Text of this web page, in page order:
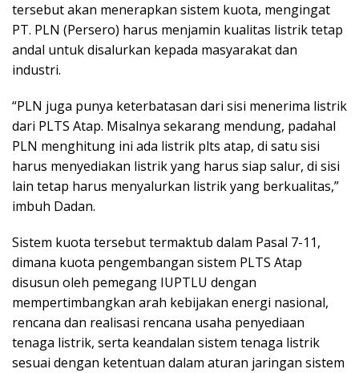
tersebut akan menerapkan sistem kuota, mengingat
PT. PLN (Persero) harus menjamin kualitas listrik tetap
andal untuk disalurkan kepada masyarakat dan
industri.
“PLN juga punya keterbatasan dari sisi menerima listrik
dari PLTS Atap. Misalnya sekarang mendung, padahal
PLN menghitung ini ada listrik plts atap, di satu sisi
harus menyediakan listrik yang harus siap salur, di sisi
lain tetap harus menyalurkan listrik yang berkualitas,”
imbuh Dadan.
Sistem kuota tersebut termaktub dalam Pasal 7-11,
dimana kuota pengembangan sistem PLTS Atap
disusun oleh pemegang IUPTLU dengan
mempertimbangkan arah kebijakan energi nasional,
rencana dan realisasi rencana usaha penyediaan
tenaga listrik, serta keandalan sistem tenaga listrik
sesuai dengan ketentuan dalam aturan jaringan sistem